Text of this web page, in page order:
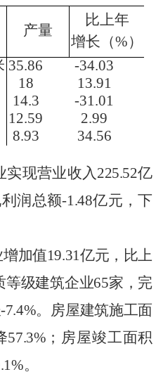
产量
比上年
增长 （%）
35.86
-34.03
18
13.91
14.3
-31.01
12.59
2.99
8.93 34.56
实现营业收入 225.52亿
利润总额-1.48亿元，下
加值19.31亿元，比上
等级建筑企业65家，完
-7.4%。房屋建筑施工面
57.3% ；房屋竣工面积
%。